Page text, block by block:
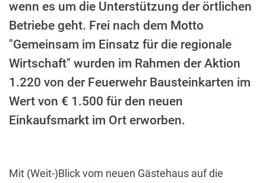
wenn es um die Unterstützung der örtlichen
Betriebe geht. Frei nach dem Motto
"Gemeinsam im Einsatz für die regionale
Wirtschaft" wurden im Rahmen der Aktion
1.220 von der Feuerwehr Bausteinkarten im
Wert von € 1.500 für den neuen
Einkaufsmarkt im Ort erworben.
Mit (Weit-)Blick vom neuen Gästehaus auf die